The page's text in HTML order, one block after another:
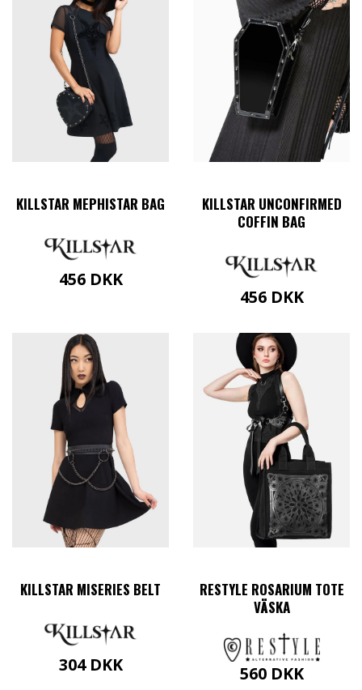
KILLSTAR MEPHISTAR BAG
456 DKK
KILLSTAR UNCONFIRMED
COFFIN BAG
456 DKK
KILLSTAR MISERIES BELT
304 DKK
RESTYLE ROSARIUM TOTE
VÄSKA
560 DKK